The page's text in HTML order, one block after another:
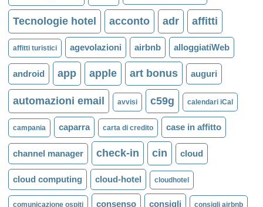
Tecnologie hotel acconto adr affitti
affitti turistici agevolazioni airbnb alloggiatiWeb
android app apple art bonus auguri
automazioni email avvisi c59g calendari iCal
campania caparra carta di credito case in affitto
channel manager check-in cin cloud
cloud computing cloud-hotel cloudhotel
comunicazione ospiti consenso consigli consigli airbnb